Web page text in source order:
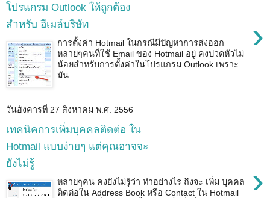
โปรแกรม Outlook ให้ถูกต้อง
สำหรับ อีเมล์บริษัท
›
การตั้งค่า Hotmail ในกรณีมีปัญหาการส่งออก
หลายๆคนที่ใช้ Email ของ Hotmail อยู่ คงปวดหัวไม่
น้อยสำหรับการตั้งค่าในโปรแกรม Outlook เพราะ
มัน...
วันอังคารที่ 27 สิงหาคม พ.ศ. 2556
เทคนิคการเพิ่มบุคคลติดต่อ ใน
Hotmail แบบง่ายๆ แต่คุณอาจจะ
ยังไม่รู้
›
หลายๆคน คงยังไม่รู้ว่า ทำอย่างไร ถึงจะ เพิ่ม บุคคล
ติดต่อใน Address Book หรือ Contact ใน Hotmail